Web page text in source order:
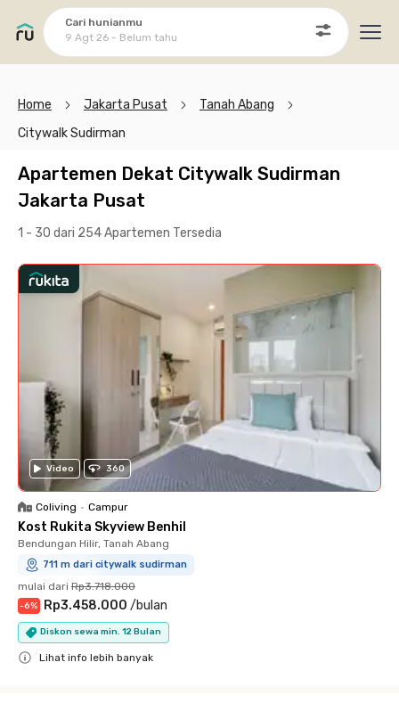
Cari hunianmu
9 Agt 26 - Belum tahu
Home Jakarta Pusat
Tanah Abang
Citywalk Sudirman
Apartemen Dekat Citywalk Sudirman
Jakarta Pusat
1 - 30 dari 254 Apartemen Tersedia
Video 360
Coliving • Campur
Kost Rukita Skyview Benhil
Bendungan Hilir, Tanah Abang
711 m dari citywalk sudirman
mulai dari Rp3.718.000
-6% Rp3.458.000 /bulan
Diskon sewa min. 12 Bulan
Lihat info lebih banyak